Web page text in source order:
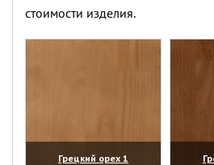
стоимости изделия.
Грецкий орех 1